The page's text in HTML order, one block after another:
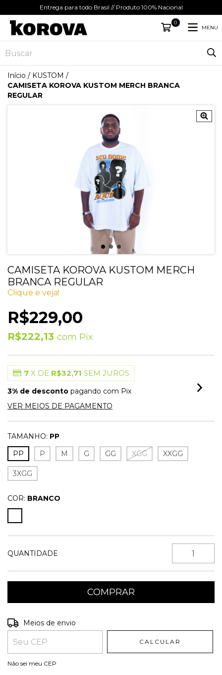
Entrega para todo Brasil // Produto 100% Nacional
0
MENU
Início / KUSTOM /
CAMISETA KOROVA KUSTOM MERCH BRANCA
REGULAR
CAMISETA KOROVA KUSTOM MERCH
BRANCA REGULAR
Clique e veja!
R$229,00
R$222,13 com Pix
7 X DE R$32,71 SEM JUROS
3% de desconto pagando com Pix
VER MEIOS DE PAGAMENTO
TAMANHO: PP
PP
P M G GG XGG XXGG
3XGG
COR: BRANCO
QUANTIDADE
Entregas para o CEP:
Meios de envio
CALCULAR
Não sei meu CEP